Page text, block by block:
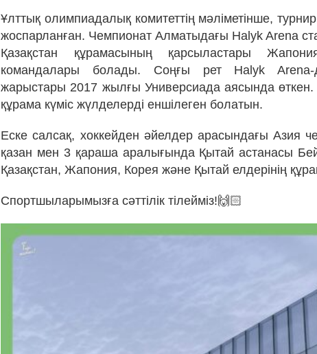
Ұлттық олимпиадалық комитеттің мәліметінше,
жоспарланған. Чемпионат Алматыдағы Halyk Arena
Қазақстан құрамасының қарсыластары
командалары болады. Соңғы рет Halyk Arena-
жарыстары 2017 жылғы Универсиада аясында өткен.
құрама күміс жүлделерді еншілеген болатын.
Еске салсақ, хоккейден әйелдер арасындағы Азия
қазан мен 3 қараша аралығында Қытай астанасы
Қазақстан, Жапония, Корея және Қытай елдерінің
Спортшыларымызға сәттілік тілейміз!🙌🏻